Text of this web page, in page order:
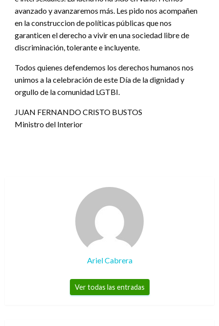
avanzado y avanzaremos más. Les pido nos acompañen
en la construccion de políticas públicas que nos
garanticen el derecho a vivir en una sociedad libre de
discriminación, tolerante e incluyente.
Todos quienes defendemos los derechos humanos nos
unimos a la celebración de este Día de la dignidad y
orgullo de la comunidad LGTBI.
JUAN FERNANDO CRISTO BUSTOS
Ministro del Interior
Ariel Cabrera
Ver todas las entradas